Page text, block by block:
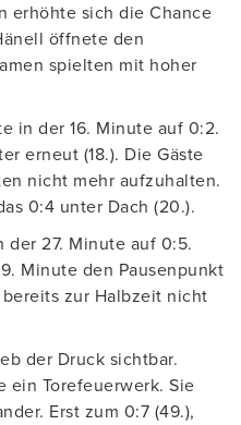
erhöhte sich die Chance
öffnete den
spielten mit hoher
in der 16. Minute auf 0:2.
erneut (18.). Die Gäste
nicht mehr aufzuhalten.
0:4 unter Dach (20.).
der 27. Minute auf 0:5.
Minute den Pausenpunkt
zur Halbzeit nicht
der Druck sichtbar.
ein Torefeuerwerk. Sie
Erst zum 0:7 (49.),